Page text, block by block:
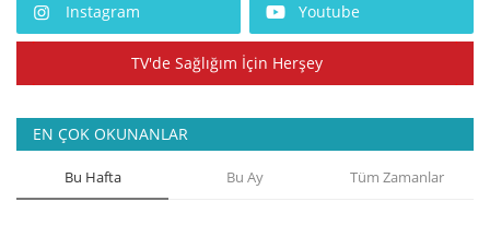
Instagram Youtube
TV'de Sağlığım İçin Herşey
EN ÇOK OKUNANLAR
Bu Hafta Bu Ay Tüm Zamanlar